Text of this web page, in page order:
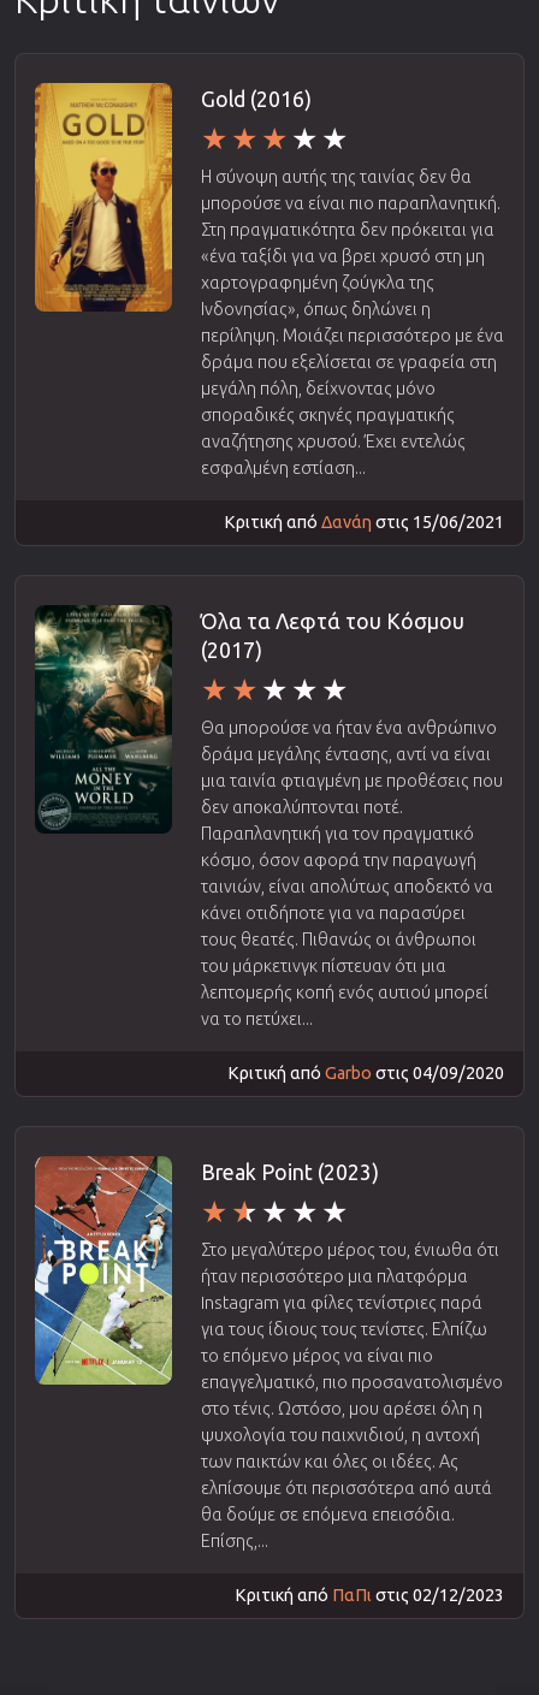
Gold (2016)
Η σύνοψη αυτής της ταινίας δεν θα
μπορούσε να είναι πιο παραπλανητική.
Στη πραγματικότητα δεν πρόκειται για
«ένα ταξίδι για να βρει χρυσό στη μη
χαρτογραφημένη ζούγκλα της
Ινδονησίας», όπως δηλώνει η
περίληψη. Μοιάζει περισσότερο με ένα
δράμα που εξελίσεται σε γραφεία στη
μεγάλη πόλη, δείχνοντας μόνο
σποραδικές σκηνές πραγματικής
αναζήτησης χρυσού. Έχει εντελώς
εσφαλμένη εστίαση...
Κριτική από Δανάη στις 15/06/2021
Όλα τα Λεφτά του Κόσμου
(2017)
Θα μπορούσε να ήταν ένα ανθρώπινο
δράμα μεγάλης έντασης, αντί να είναι
μια ταινία φτιαγμένη με προθέσεις που
δεν αποκαλύπτονται ποτέ.
Παραπλανητική για τον πραγματικό
κόσμο, όσον αφορά την παραγωγή
ταινιών, είναι απολύτως αποδεκτό να
κάνει οτιδήποτε για να παρασύρει
τους θεατές. Πιθανώς οι άνθρωποι
του μάρκετινγκ πίστευαν ότι μια
λεπτομερής κοπή ενός αυτιού μπορεί
να το πετύχει...
Κριτική από Garbo στις 04/09/2020
Break Point (2023)
Στο μεγαλύτερο μέρος του, ένιωθα ότι
ήταν περισσότερο μια πλατφόρμα
Instagram για φίλες τενίστριες παρά
για τους ίδιους τους τενίστες. Ελπίζω
το επόμενο μέρος να είναι πιο
επαγγελματικό, πιο προσανατολισμένο
στο τένις. Ωστόσο, μου αρέσει όλη η
ψυχολογία του παιχνιδιού, η αντοχή
των παικτών και όλες οι ιδέες. Ας
ελπίσουμε ότι περισσότερα από αυτά
θα δούμε σε επόμενα επεισόδια.
Επίσης,...
Κριτική από ΠαΠι στις 02/12/2023